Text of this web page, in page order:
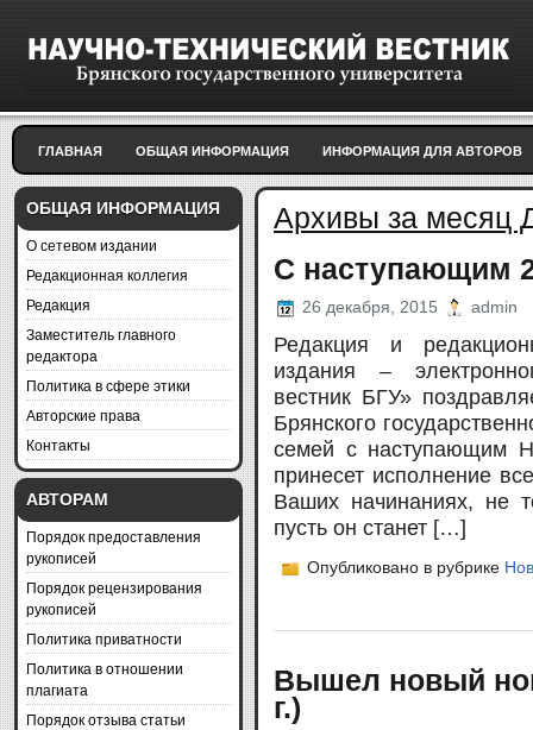
ГЛАВНАЯ ОБЩАЯ ИНФОРМАЦИЯ ИНФОРМАЦИЯ ДЛЯ АВТОРОВ
ОБЩАЯ ИНФОРМАЦИЯ
О сетевом издании
Редакционная коллегия
Редакция
Заместитель главного
редактора
Политика в сфере этики
Авторские права
Контакты
АВТОРАМ
Порядок предоставления
рукописей
Порядок рецензирования
рукописей
Политика приватности
Политика в отношении
плагиата
Порядок отзыва статьи
Архивы за месяц
С наступающим
26 декабря, 2015 admin
Редакция и
издания –
вестник БГУ»
Брянского
семей с наступающим
принесет исполнение
Ваших начинаниях, не
пусть он станет […]
Опубликовано в рубрике
Вышел новый
г.)